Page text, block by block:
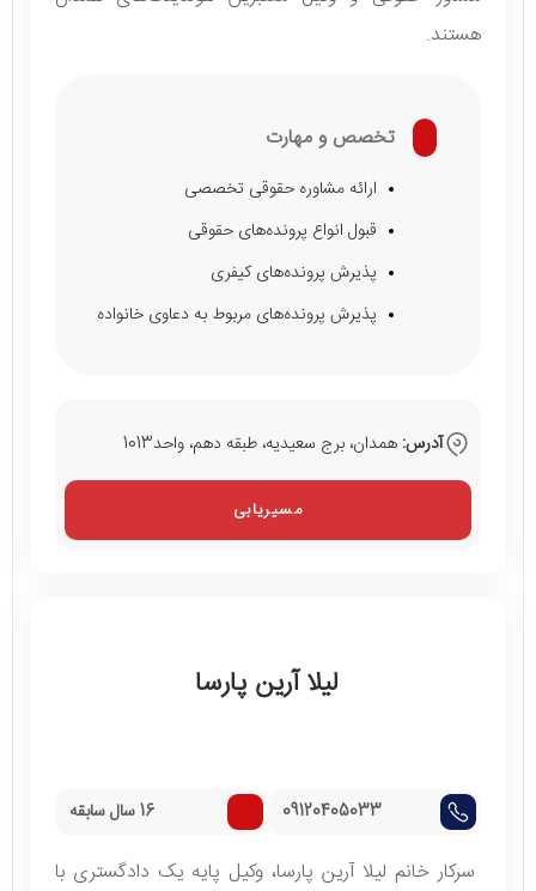
هستند.
تخصص و مهارت
ارائه مشاوره حقوقی تخصصی
قبول انواع پرونده‌های حقوقی
پذیرش پرونده‌های کیفری
پذیرش پرونده‌های مربوط به دعاوی خانواده
آدرس: همدان، برج سعیدیه، طبقه دهم، واحد1013
مسیریابی
لیلا آرین پارسا
09120405033 16 سال سابقه
سرکار خانم لیلا آرین پارسا، وکیل پایه یک دادگستری با